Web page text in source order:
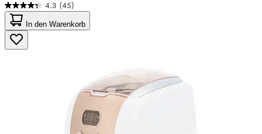
4.3 (45)
4.3
von
5
Sternen.
45
In den Warenkorb